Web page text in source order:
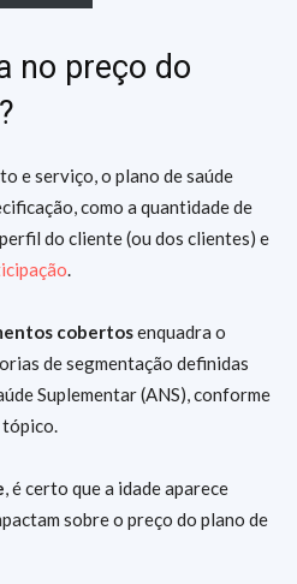
no preço do
e serviço, o plano de saúde
como a quantidade de
do cliente (ou dos clientes) e
.
cobertosenquadra o
de segmentação definidas
Suplementar (ANS), conforme
tópico.
, é certo que a idade aparece
sobre o preço do plano de